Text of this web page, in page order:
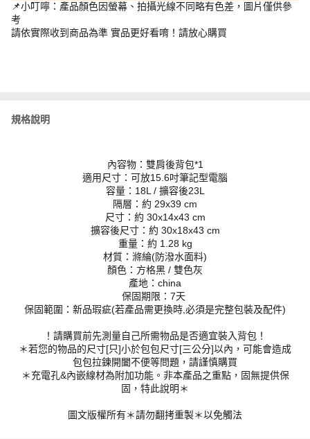
📌小叮嚀：產品顏色因螢幕、拍攝光線不同略有色差，圖片僅供參
考
請依實際收到商品為準 實品更好看唷！請放心購買
規格說明
內容物：雙肩後背包*1
適用尺寸：可放15.6吋筆記型電腦
容量：18L / 擴容後23L
隔層：約 29x39 cm
尺寸：約 30x14x43 cm
擴容後尺寸：約 30x18x43 cm
重量：約 1.28 kg
材質：滌綸(防潑水面料)
顏色：方格黑 / 雙色灰
產地：china
保固期限：7天
保固範圍：新品瑕疵(若產品需更換時,必須是完整包裝及配件)
！請購買前先測量自己所需物品是否適宜裝入背包！
＊若您的物品的尺寸[只]小於包包尺寸[三公分]以內，可能會造成
包包拉鍊開闔不便等問題，請謹慎購買
＊充電孔&內嵌線材為附加功能。非本產品之重點，固無提供保
固，特此說明＊
圖文版權所有＊請勿翻拷重製＊以免觸法